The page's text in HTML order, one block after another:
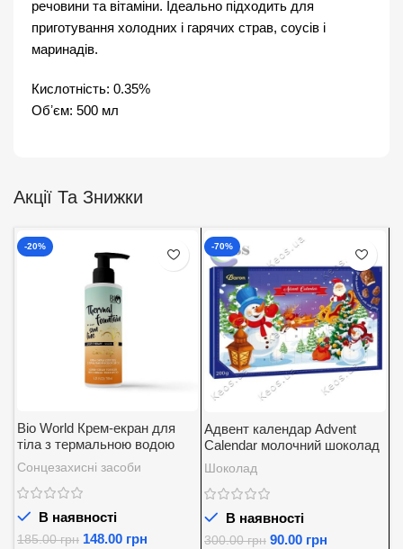
речовини та вітаміни. Ідеально підходить для
приготування холодних і гарячих страв, соусів і
маринадів.
Кислотність: 0.35%
Обʼєм: 500 мл
Акції Та Знижки
-20%
Bio World Крем-екран для
тіла з термальною водою
SPF 30
Сонцезахисні засоби
В наявності
185.00грн 148.00 грн
-70%
Адвент календар Advent
Calendar молочний шоколад
із вершковою начинкою
Baron 200 г.
Шоколад
В наявності
300.00грн 90.00 грн